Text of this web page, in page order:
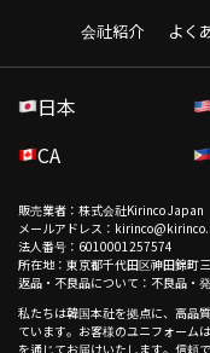
会社紹介 よく
日本
CA
販売業者：株式会社Kirinco Japan
メールアドレス：
法人番号：6010001257574
所在地：東京都千代田区神田錦町
返品・不良品について：不良品・
私たちは韓国本社を拠点に、高品
ています。お客様のユニフォーム
を通じてお届けいたします。信頼